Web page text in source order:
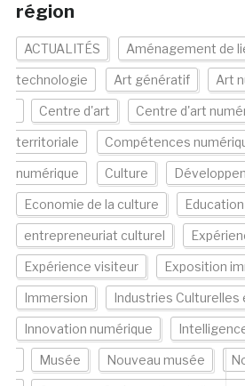
région
ACTUALITÉS Aménagement de
technologie Art génératif Art
Centre d'art Centre d'art
territoriale Compétences
numérique Culture
Economie de la culture
entrepreneuriat culturel
Expérience visiteur Exposition
Immersion Industries Culturelles
Innovation numérique
Musée Nouveau musée